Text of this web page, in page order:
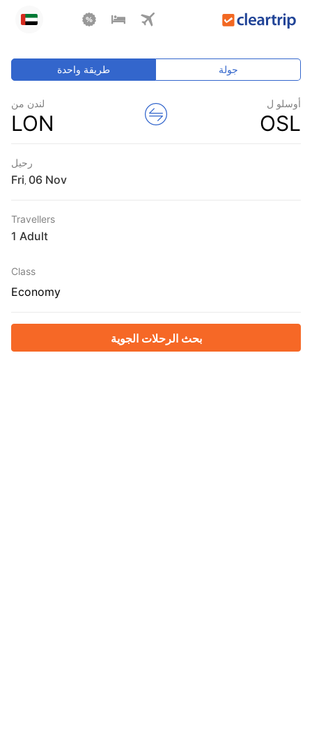
طريقة واحدة جولة
لندن من
LON
أوسلو ل
OSL
رحيل
Fri
Travellers
1 Adult
Class
Economy